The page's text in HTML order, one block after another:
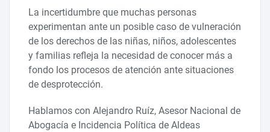
La incertidumbre que muchas personas
experimentan ante un posible caso de vulneración
de los derechos de las niñas, niños, adolescentes
y familias refleja la necesidad de conocer más a
fondo los procesos de atención ante situaciones
de desprotección.
Hablamos con Alejandro Ruíz, Asesor Nacional de
Abogacía e Incidencia Política de Aldeas